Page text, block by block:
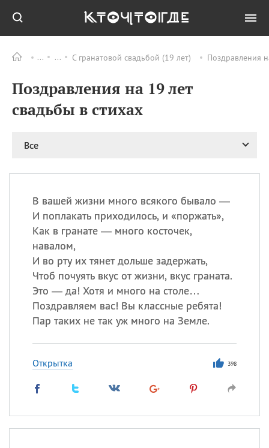
С гранатовой свадьбой (19 лет) Поздравления
Поздравления на 19 лет
свадьбы в стихах
Все
В вашей жизни много всякого бывало —
И поплакать приходилось, и «поржать»,
Как в гранате — много косточек,
навалом,
И во рту их тянет дольше задержать,
Чтоб почуять вкус от жизни, вкус граната.
Это — да! Хотя и много на столе…
Поздравляем вас! Вы классные ребята!
Пар таких не так уж много на Земле.
Открытка 398
ПРАЗДНИКИ Все
09.08
День памяти
великомученика и
Николая Чудотворца
11.08 День полета на
11.08 День Святой Клары —
покровительницы
телевидения
Сегодня празднуют именины
Герман, Иван,Клим
Посмотреть значение